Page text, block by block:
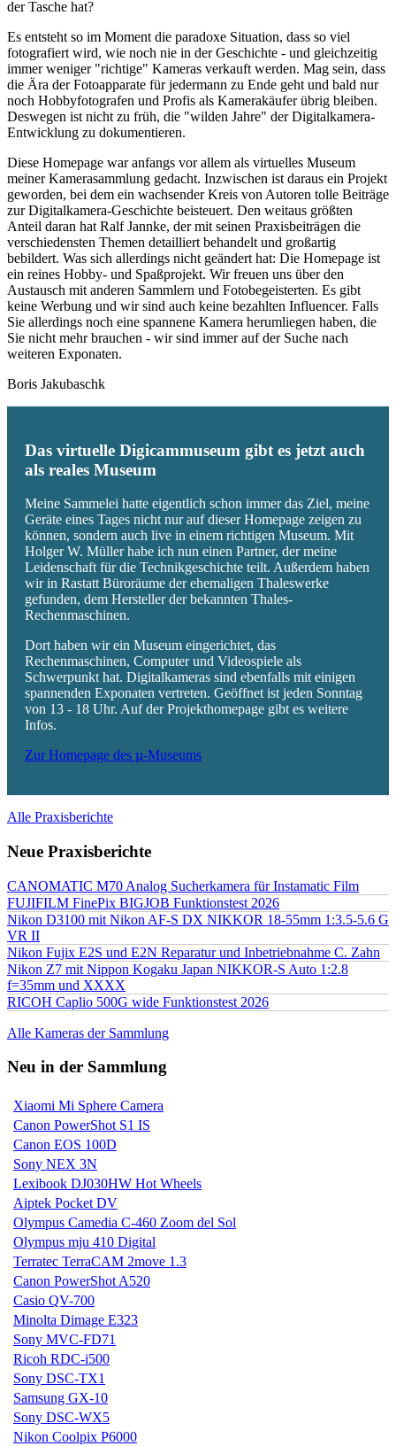
der Tasche hat?
Es entsteht so im Moment die paradoxe Situation, dass so viel
fotografiert wird, wie noch nie in der Geschichte - und gleichzeitig
immer weniger "richtige" Kameras verkauft werden. Mag sein, dass
die Ära der Fotoapparate für jedermann zu Ende geht und bald nur
noch Hobbyfotografen und Profis als Kamerakäufer übrig bleiben.
Deswegen ist nicht zu früh, die "wilden Jahre" der Digitalkamera-
Entwicklung zu dokumentieren.
Diese Homepage war anfangs vor allem als virtuelles Museum
meiner Kamerasammlung gedacht. Inzwischen ist daraus ein Projekt
geworden, bei dem ein wachsender Kreis von Autoren tolle Beiträge
zur Digitalkamera-Geschichte beisteuert. Den weitaus größten
Anteil daran hat Ralf Jannke, der mit seinen Praxisbeiträgen die
verschiedensten Themen detailliert behandelt und großartig
bebildert. Was sich allerdings nicht geändert hat: Die Homepage ist
ein reines Hobby- und Spaßprojekt. Wir freuen uns über den
Austausch mit anderen Sammlern und Fotobegeisterten. Es gibt
keine Werbung und wir sind auch keine bezahlten Influencer. Falls
Sie allerdings noch eine spannene Kamera herumliegen haben, die
Sie nicht mehr brauchen - wir sind immer auf der Suche nach
weiteren Exponaten.
Boris Jakubaschk
Das virtuelle Digicammuseum gibt es jetzt auch
als reales Museum
Meine Sammelei hatte eigentlich schon immer das Ziel, meine
Geräte eines Tages nicht nur auf dieser Homepage zeigen zu
können, sondern auch live in einem richtigen Museum. Mit
Holger W. Müller habe ich nun einen Partner, der meine
Leidenschaft für die Technikgeschichte teilt. Außerdem haben
wir in Rastatt Büroräume der ehemaligen Thaleswerke
gefunden, dem Hersteller der bekannten Thales-
Rechenmaschinen.
Dort haben wir ein Museum eingerichtet, das
Rechenmaschinen, Computer und Videospiele als
Schwerpunkt hat. Digitalkameras sind ebenfalls mit einigen
spannenden Exponaten vertreten. Geöffnet ist jeden Sonntag
von 13 - 18 Uhr. Auf der Projekthomepage gibt es weitere
Infos.
Zur Homepage des µ-Museums
Alle Praxisberichte
Neue Praxisberichte
CANOMATIC M70 Analog Sucherkamera für Instamatic Film
FUJIFILM FinePix BIGJOB Funktionstest 2026
Nikon D3100 mit Nikon AF-S DX NIKKOR 18-55mm 1:3.5-5.6 G
VR II
Nikon Fujix E2S und E2N Reparatur und Inbetriebnahme C. Zahn
Nikon Z7 mit Nippon Kogaku Japan NIKKOR-S Auto 1:2.8
f=35mm und XXXX
RICOH Caplio 500G wide Funktionstest 2026
Alle Kameras der Sammlung
Neu in der Sammlung
Xiaomi Mi Sphere Camera
Canon PowerShot S1 IS
Canon EOS 100D
Sony NEX 3N
Lexibook DJ030HW Hot Wheels
Aiptek Pocket DV
Olympus Camedia C-460 Zoom del Sol
Olympus mju 410 Digital
Terratec TerraCAM 2move 1.3
Canon PowerShot A520
Casio QV-700
Minolta Dimage E323
Sony MVC-FD71
Ricoh RDC-i500
Sony DSC-TX1
Samsung GX-10
Sony DSC-WX5
Nikon Coolpix P6000